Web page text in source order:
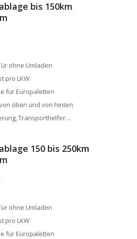
bis 150km
ohne Umladen
pro LKW
für Europaletten
oben und von hinten
Transporthelfer…
150 bis 250km
ohne Umladen
pro LKW
für Europaletten